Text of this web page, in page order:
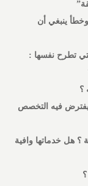
ينبغي أن
تطرح نفسها :
؟
يفترض فيه التخصص
؟ هل خدماتها وافية